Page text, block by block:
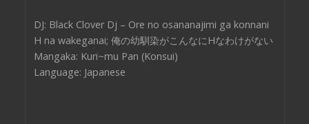
DJ: Black Clover Dj – Ore no osananajimi ga konnani
H na wakeganai; 俺の幼馴染がこんなにHなわけがない
Mangaka: Kuri~mu Pan (Konsui)
Language: Japanese